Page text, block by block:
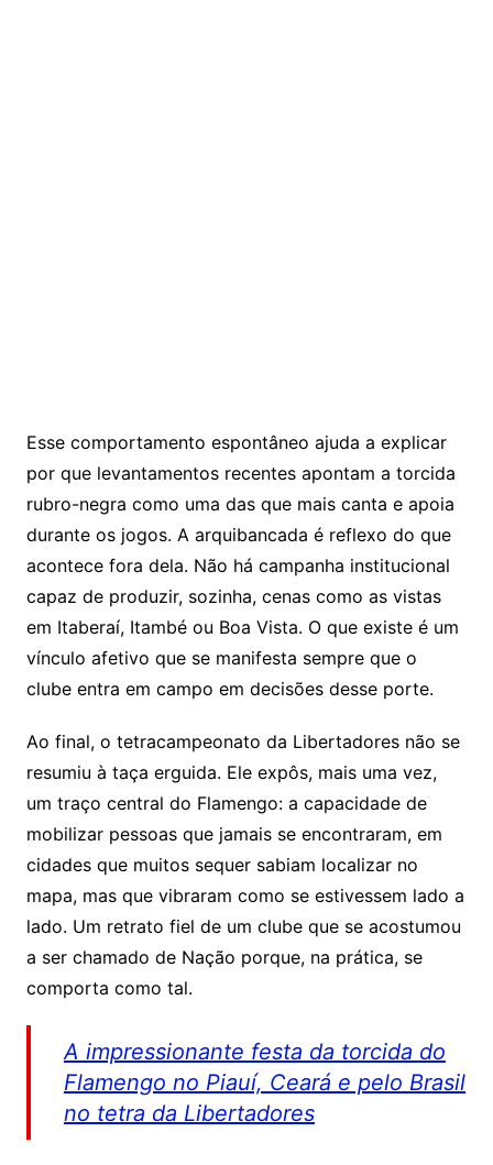
Esse comportamento espontâneo ajuda a explicar
por que levantamentos recentes apontam a torcida
rubro-negra como uma das que mais canta e apoia
durante os jogos. A arquibancada é reflexo do que
acontece fora dela. Não há campanha institucional
capaz de produzir, sozinha, cenas como as vistas
em Itaberaí, Itambé ou Boa Vista. O que existe é um
vínculo afetivo que se manifesta sempre que o
clube entra em campo em decisões desse porte.
Ao final, o tetracampeonato da Libertadores não se
resumiu à taça erguida. Ele expôs, mais uma vez,
um traço central do Flamengo: a capacidade de
mobilizar pessoas que jamais se encontraram, em
cidades que muitos sequer sabiam localizar no
mapa, mas que vibraram como se estivessem lado a
lado. Um retrato fiel de um clube que se acostumou
a ser chamado de Nação porque, na prática, se
comporta como tal.
A impressionante festa da torcida do
Flamengo no Piauí, Ceará e pelo Brasil
no tetra da Libertadores